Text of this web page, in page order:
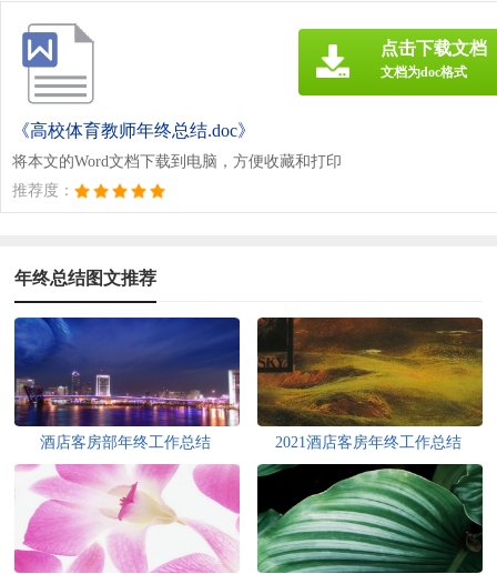
《高校体育教师年终总结.doc》
将本文的Word文档下载到电脑，方便收藏和打印
推荐度：
点击下载文档
文档为doc格式
年终总结图文推荐
酒店客房部年终工作总结 2021酒店客房年终工作总结